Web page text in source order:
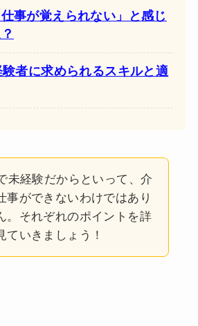
事が覚えられない」と感じ
者に求められるスキルと適
未経験だからといって、介
事ができないわけではあり
。それぞれのポイントを詳
ていきましょう！